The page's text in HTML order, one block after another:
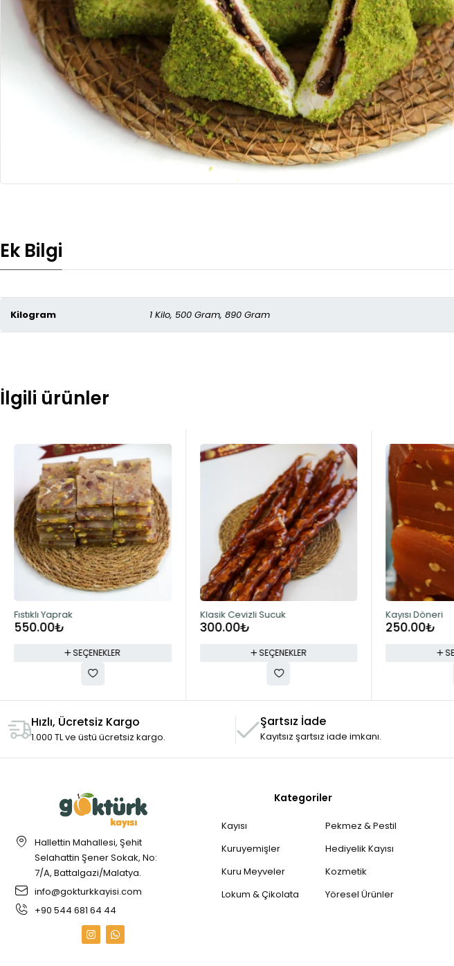
Ek Bilgi
Kilogram 1 Kilo, 500 Gram, 890 Gram
İlgili ürünler
Fıstıklı Yaprak
550.00₺
SEÇENEKLER
Klasik Cevizli Sucuk
300.00₺
SEÇENEKLER
Kayısı Döneri
250.00₺
Hızlı, Ücretsiz Kargo
1.000 TL ve üstü ücretsiz kargo.
Şartsız İade
Kayıtsız şartsız iade imkanı.
Hallettin Mahallesi, Şehit
Selahattin Şener Sokak, No:
7/A, Battalgazi/Malatya.
info@gokturkkayisi.com
+90 544 681 64 44
Kayısı
Kuruyemişler
Kuru Meyveler
Lokum & Çikolata
Pekmez & Pestil
Hediyelik Kayısı
Kozmetik
Yöresel Ürünler
Kategoriler